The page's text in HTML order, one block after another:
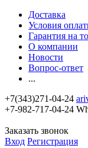
Доставка
Условия
Гарантия на
О компании
Новости
Вопрос-ответ
...
+7(343)271-04-24
+7-982-717-04-24
Заказать звонок
Вход Регистрация